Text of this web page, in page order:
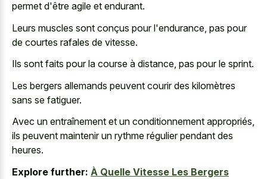
permet d'être agile et endurant.
Leurs muscles sont conçus pour l'endurance, pas pour
de courtes rafales de vitesse.
Ils sont faits pour la course à distance, pas pour le sprint.
Les bergers allemands peuvent courir des kilomètres
sans se fatiguer.
Avec un entraînement et un conditionnement appropriés,
ils peuvent maintenir un rythme régulier pendant des
heures.
Explore further: À Quelle Vitesse Les Bergers